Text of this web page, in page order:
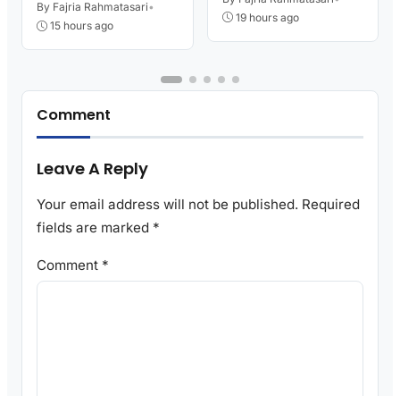
Kutoarjo
By Fajria Rahmatasari•
15 hours ago
Damkar Sesak Nafas
19 hours ago
Comment
Leave A Reply
Your email address will not be published. Required
fields are marked *
Comment *